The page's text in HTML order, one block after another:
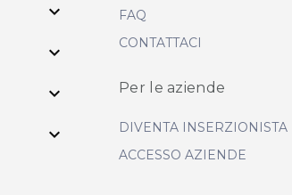
expand_more
expand_more
expand_more
expand_more
FAQ
CONTATTACI
Per le aziende
DIVENTA INSERZIONISTA
ACCESSO AZIENDE